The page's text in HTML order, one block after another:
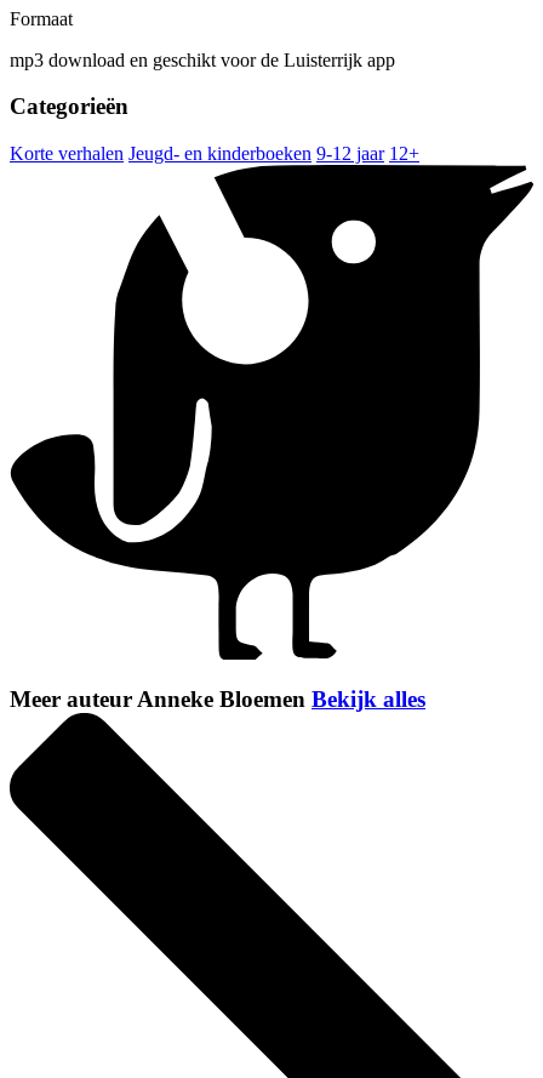
Formaat
mp3 download en geschikt voor de Luisterrijk app
Categorieën
Korte verhalen Jeugd- en kinderboeken 9-12 jaar 12+
Meer auteur Anneke Bloemen Bekijk alles